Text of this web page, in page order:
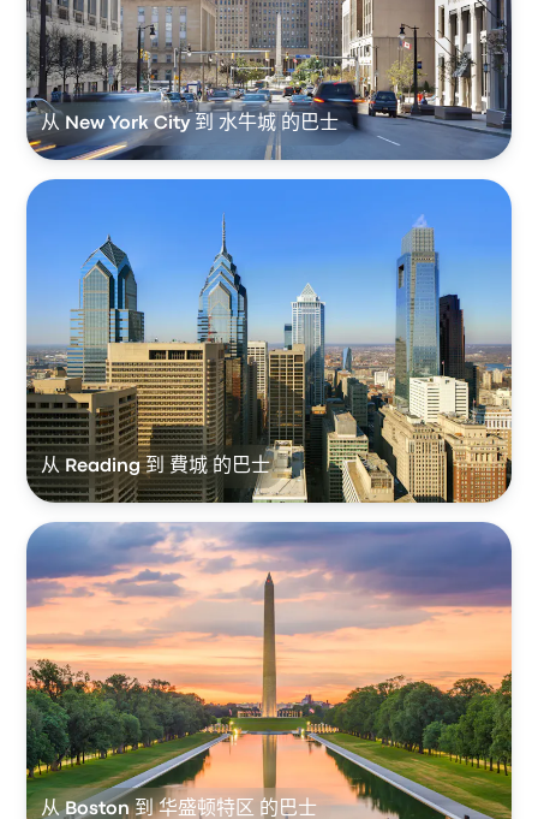
从 New York City 到 水牛城 的巴士
从 Reading 到 費城 的巴士
从 Boston 到 华盛顿特区 的巴士